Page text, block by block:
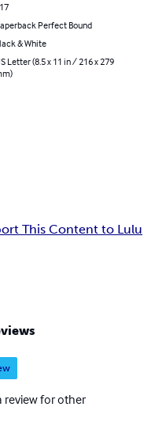
Perfect Bound
& White
Letter (8.5 x 11 in / 216 x 279
This Content to Lulu
review for other